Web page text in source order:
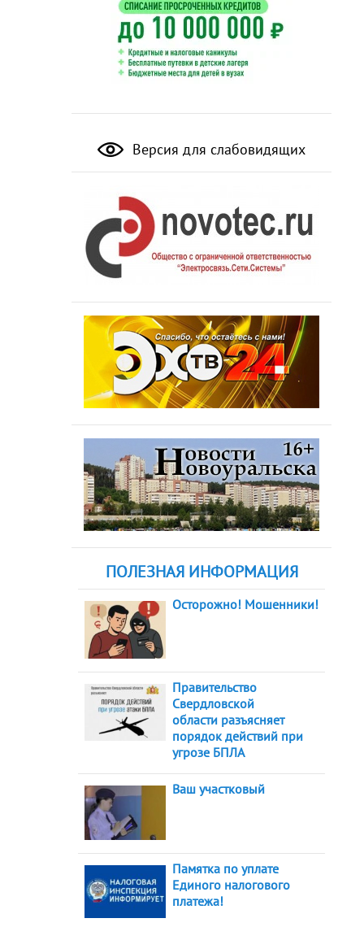
Версия для слабовидящих
ПОЛЕЗНАЯ ИНФОРМАЦИЯ
Осторожно! Мошенники!
Правительство
Свердловской
области разъясняет
порядок действий при
угрозе БПЛА
Ваш участковый
Памятка по уплате
Единого налогового
платежа!